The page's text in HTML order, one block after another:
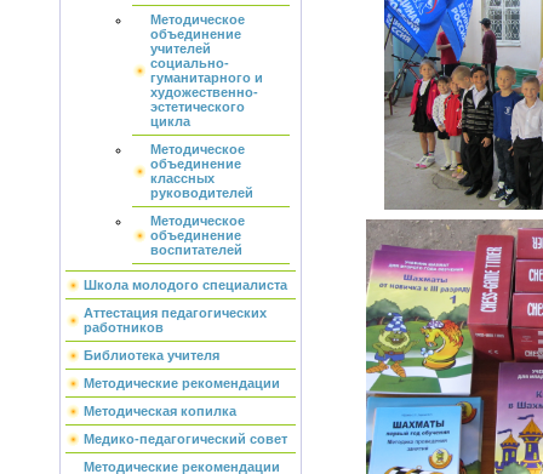
Методическое
объединение
учителей
социально-
гуманитарного и
художественно-
эстетического
цикла
Методическое
объединение
классных
руководителей
Методическое
объединение
воспитателей
Школа молодого специалиста
Аттестация педагогических
работников
Библиотека учителя
Методические рекомендации
Методическая копилка
Медико-педагогический совет
Методические рекомендации